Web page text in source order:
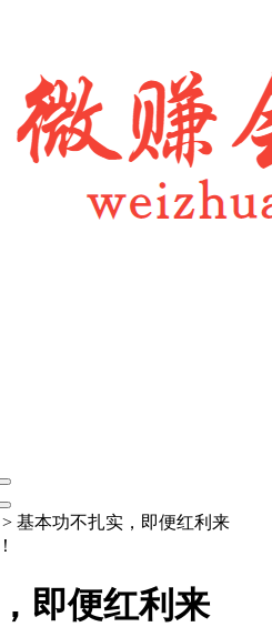
> 基本功不扎实，即便红利来
即便红利来